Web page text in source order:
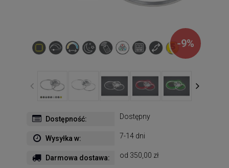
-9%
Dostępność: Dostępny
Wysyłka w: 7-14 dni
Darmowa dostawa: od 350,00 zł